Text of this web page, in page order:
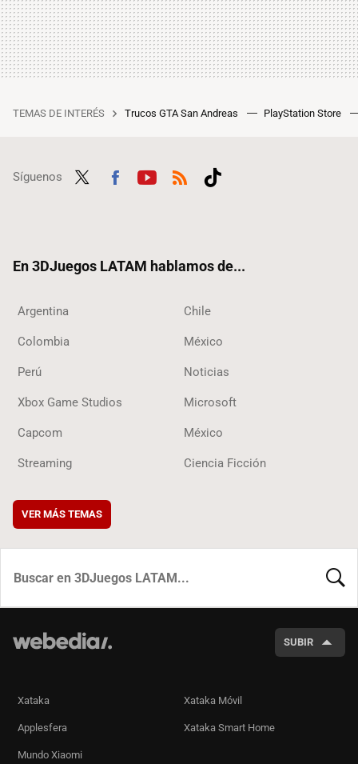
TEMAS DE INTERÉS Trucos GTA San Andreas PlayStation Store
Síguenos
En 3DJuegos LATAM hablamos de...
Argentina Chile
Colombia México
Perú Noticias
Xbox Game Studios Microsoft
Capcom México
Streaming Ciencia Ficción
VER MÁS TEMAS
SUBIR
Xataka Xataka Móvil
Applesfera Xataka Smart Home
Mundo Xiaomi